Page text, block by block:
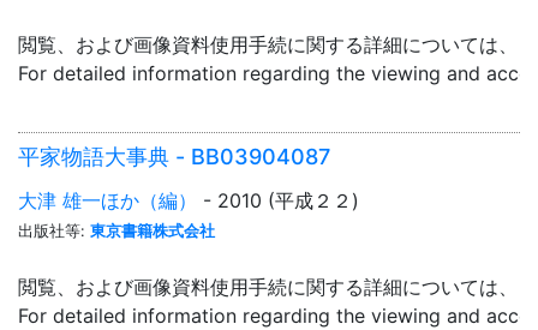
閲覧、および画像資料使用手続に関する詳細については、「
For detailed information regarding the viewing and
平家物語大事典 - BB03904087
大津 雄一ほか（編） - 2010 (平成２２)
出版社等: 東京書籍株式会社
閲覧、および画像資料使用手続に関する詳細については、「
For detailed information regarding the viewing and